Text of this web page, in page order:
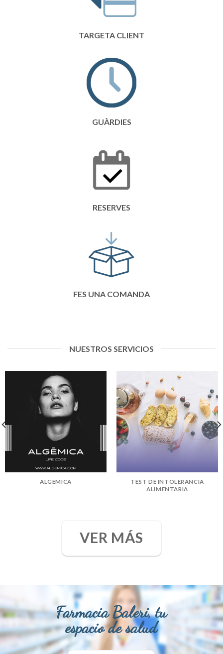
TARGETA CLIENT
GUÀRDIES
RESERVES
FES UNA COMANDA
NUESTROS SERVICIOS
ALGEMICA
TEST DE INTOLERANCIA
ALIMENTARIA
VER MÁS
Farmacia Baleri, tu
espacio de salud